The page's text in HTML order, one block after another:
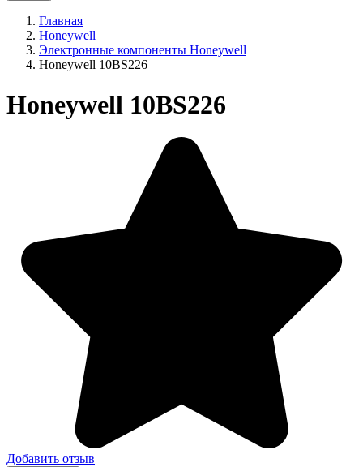
Главная
Honeywell
Электронные компоненты Honeywell
Honeywell 10BS226
Honeywell 10BS226
Добавить отзыв